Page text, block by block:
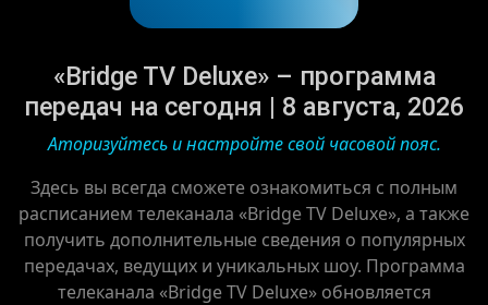
«Bridge TV Deluxe» – программа
передач на сегодня | 8 августа, 2026
Аторизуйтесь и настройте свой часовой пояс.
Здесь вы всегда сможете ознакомиться с полным
расписанием телеканала «Bridge TV Deluxe», а также
получить дополнительные сведения о популярных
передачах, ведущих и уникальных шоу. Программа
телеканала «Bridge TV Deluxe» обновляется